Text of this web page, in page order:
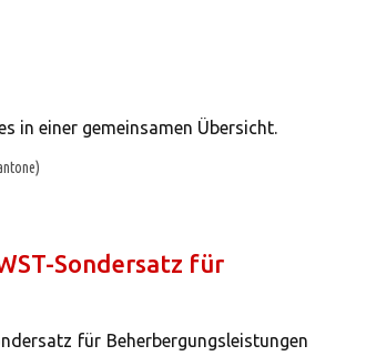
in einer gemeinsamen Übersicht.
Sondersatz für
für Beherbergungsleistungen